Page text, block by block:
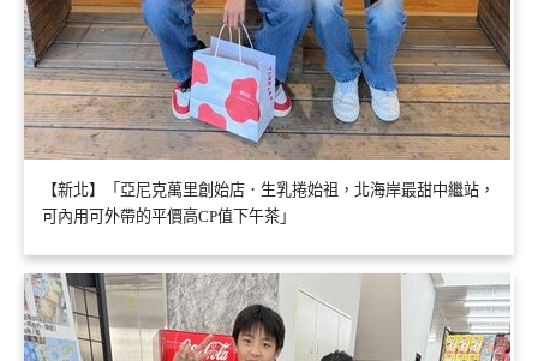
【新北】「亞尼克萬里創始店．生乳捲始祖，北海岸最甜中繼站，
可內用可外帶的平價高CP值下午茶」